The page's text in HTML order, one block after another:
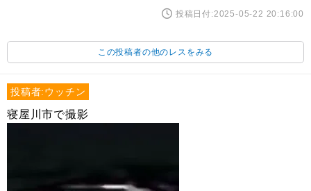
投稿日付:2025-05-22 20:16:00
この投稿者の他のレスをみる
投稿者:ウッチン
寝屋川市で撮影